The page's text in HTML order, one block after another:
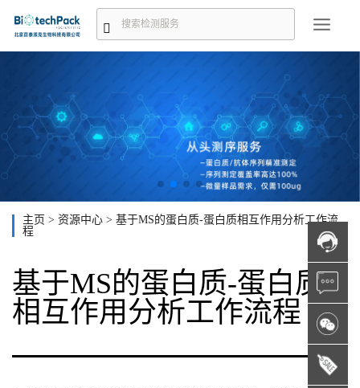
主页 > 资源中心 > 基于MS的蛋白质-蛋白质相互作用分析工作流
程
基于MS的蛋白质-蛋白质
相互作用分析工作流程